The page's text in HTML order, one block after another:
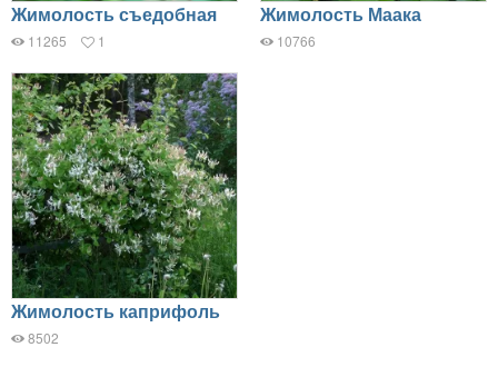
Жимолость съедобная
11265 1
Жимолость Маака
10766
Жимолость каприфоль
8502